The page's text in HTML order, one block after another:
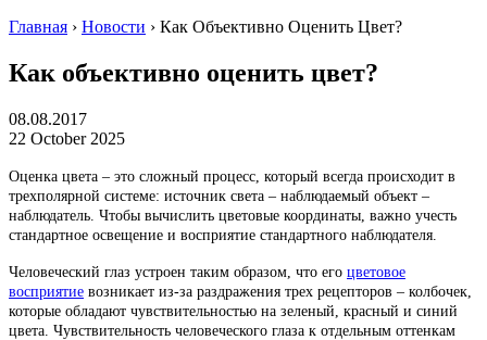
Главная › Новости › Как Объективно Оценить Цвет?
Как объективно оценить цвет?
08.08.2017
22 October 2025
Оценка цвета – это сложный процесс, который всегда происходит в
трехполярной системе: источник света – наблюдаемый объект –
наблюдатель. Чтобы вычислить цветовые координаты, важно учесть
стандартное освещение и восприятие стандартного наблюдателя.
Человеческий глаз устроен таким образом, что его цветовое
восприятие возникает из-за раздражения трех рецепторов – колбочек,
которые обладают чувствительностью на зеленый, красный и синий
цвета. Чувствительность человеческого глаза к отдельным оттенкам